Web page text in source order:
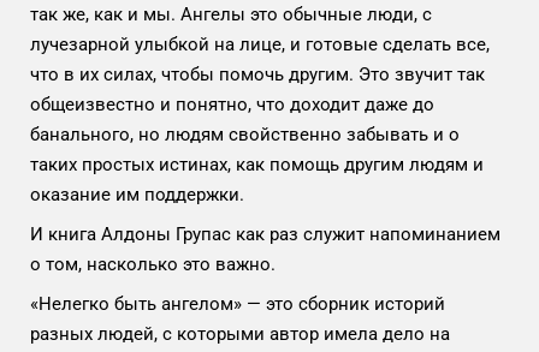
так же, как и мы. Ангелы это обычные люди, с
лучезарной улыбкой на лице, и готовые сделать все,
что в их силах, чтобы помочь другим. Это звучит так
общеизвестно и понятно, что доходит даже до
банального, но людям свойственно забывать и о
таких простых истинах, как помощь другим людям и
оказание им поддержки.
И книга Алдоны Групас как раз служит напоминанием
о том, насколько это важно.
«Нелегко быть ангелом» — это сборник историй
разных людей, с которыми автор имела дело на